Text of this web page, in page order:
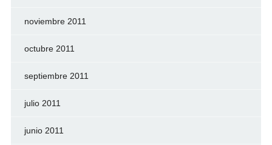
noviembre 2011
octubre 2011
septiembre 2011
julio 2011
junio 2011